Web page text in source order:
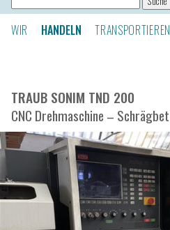
WIR
HANDELN TRANSPORTIEREN
TRAUB SONIM TND 200
CNC Drehmaschine –